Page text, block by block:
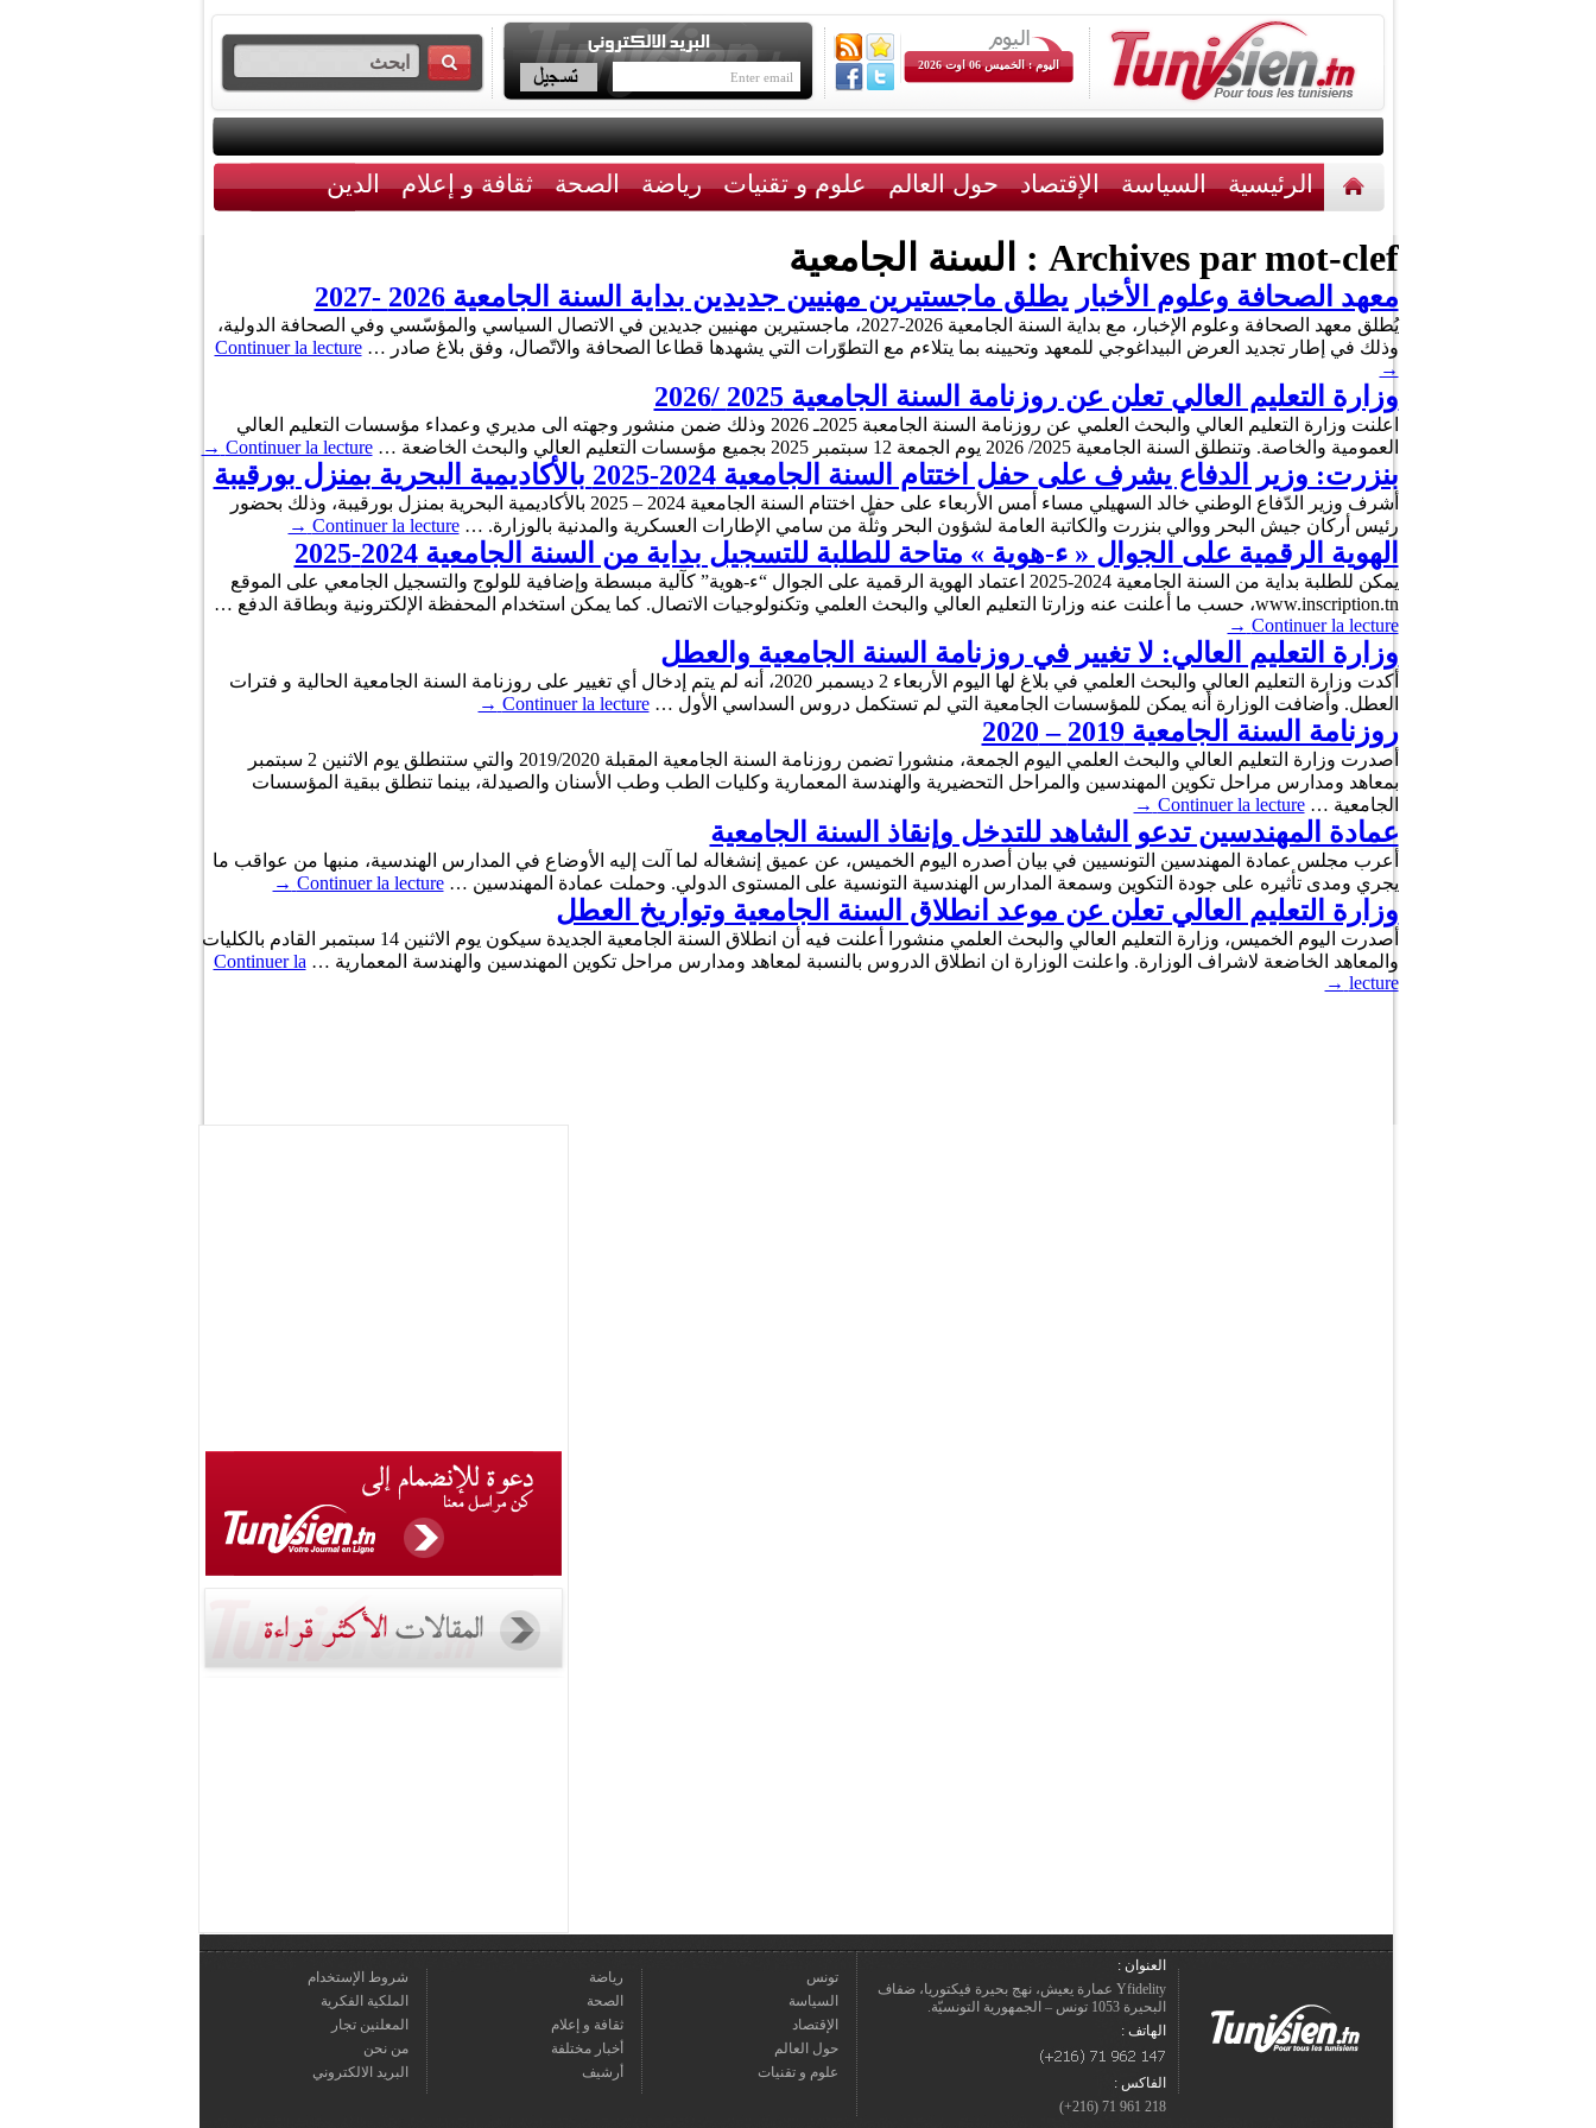
اليوم : الخميس 06 اوت 2026
الرئيسية السياسة الإقتصاد حول العالم علوم و تقنيات رياضة الصحة ثقافة و إعلام الدين
أخبار مختلفة
Archives par mot-clef : السنة الجامعية
معهد الصحافة وعلوم الأخبار يطلق ماجستيرين مهنيين جديدين بداية السنة الجامعية 2026 -2027
يُطلق معهد الصحافة وعلوم الإخبار، مع بداية السنة الجامعية 2026-2027، ماجستيرين مهنيين جديدين في الاتصال السياسي والمؤسّسي وفي الصحافة الدولية،
وذلك في إطار تجديد العرض البيداغوجي للمعهد وتحيينه بما يتلاءم مع التطوّرات التي يشهدها قطاعا الصحافة والاتّصال، وفق بلاغ صادر …Continuer la lecture
→
وزارة التعليم العالي تعلن عن روزنامة السنة الجامعية 2025 /2026
اعلنت وزارة التعليم العالي والبحث العلمي عن روزنامة السنة الجامعبة 2025ـ 2026 وذلك ضمن منشور وجهته الى مديري وعمداء مؤسسات التعليم العالي
العمومية والخاصة. وتنطلق السنة الجامعية 2025/ 2026 يوم الجمعة 12 سبتمبر 2025 بجميع مؤسسات التعليم العالي والبحث الخاضعة …
Continuer la lecture
→
بنزرت: وزير الدفاع يشرف على حفل اختتام السنة الجامعية 2024-2025 بالأكاديمية البحرية بمنزل بورقيبة
أشرف وزير الدّفاع الوطني خالد السهيلي مساء أمس الأربعاء على حفل اختتام السنة الجامعية 2024 – 2025 بالأكاديمية البحرية بمنزل بورقيبة، وذلك بحضور
رئيس أركان جيش البحر ووالي بنزرت والكاتبة العامة لشؤون البحر وثلّة من سامي الإطارات العسكرية والمدنية بالوزارة. …Continuer la lecture
→
الهوية الرقمية على الجوال « ء-هوية » متاحة للطلبة للتسجيل بداية من السنة الجامعية 2024-2025
يمكن للطلبة بداية من السنة الجامعية 2024-2025 اعتماد الهوية الرقمية على الجوال “ء-هوية” كآلية مبسطة وإضافية للولوج والتسجيل الجامعي على الموقع
www.inscription.tn، حسب ما أعلنت عنه وزارتا التعليم العالي والبحث العلمي وتكنولوجيات الاتصال. كما يمكن استخدام المحفظة الإلكترونية وبطاقة الدفع …
Continuer la lecture
→
وزارة التعليم العالي: لا تغيير في روزنامة السنة الجامعية والعطل
أكدت وزارة التعليم العالي والبحث العلمي في بلاغ لها اليوم الأربعاء 2 ديسمبر 2020، أنه لم يتم إدخال أي تغيير على روزنامة السنة الجامعية الحالية و فترات
العطل. وأضافت الوزارة أنه يمكن للمؤسسات الجامعية التي لم تستكمل دروس السداسي الأول …Continuer la lecture
→
روزنامة السنة الجامعية 2019 – 2020
أصدرت وزارة التعليم العالي والبحث العلمي اليوم الجمعة، منشورا تضمن روزنامة السنة الجامعية المقبلة 2019/2020 والتي ستنطلق يوم الاثنين 2 سبتمبر
بمعاهد ومدارس مراحل تكوين المهندسين والمراحل التحضيرية والهندسة المعمارية وكليات الطب وطب الأسنان والصيدلة، بينما تنطلق ببقية المؤسسات
الجامعية …Continuer la lecture
→
عمادة المهندسين تدعو الشاهد للتدخل وإنقاذ السنة الجامعية
أعرب مجلس عمادة المهندسين التونسيين في بيان أصدره اليوم الخميس، عن عميق إنشغاله لما آلت إليه الأوضاع في المدارس الهندسية، منبها من عواقب ما
يجري ومدى تأثيره على جودة التكوين وسمعة المدارس الهندسية التونسية على المستوى الدولي. وحملت عمادة المهندسين …Continuer la lecture
→
وزارة التعليم العالي تعلن عن موعد انطلاق السنة الجامعية وتواريخ العطل
أصدرت اليوم الخميس، وزارة التعليم العالي والبحث العلمي منشورا أعلنت فيه أن انطلاق السنة الجامعية الجديدة سيكون يوم الاثنين 14 سبتمبر القادم بالكليات
والمعاهد الخاضعة لاشراف الوزارة. واعلنت الوزارة ان انطلاق الدروس بالنسبة لمعاهد ومدارس مراحل تكوين المهندسين والهندسة المعمارية … Continuer la
lecture
→
العنوان :
Yfidelity عمارة يعيش، نهج بحيرة فيكتوريا، ضفاف
البحيرة 1053 تونس – الجمهورية التونسيّة.
الهاتف :
الفاكس :
218 961 71 (216+)
تونس
السياسة
الإقتصاد
حول العالم
علوم و تقنيات
رياضة
الصحة
ثقافة و إعلام
أخبار مختلفة
أرشيف
شروط الإستخدام
الملكية الفكرية
المعلنين تجار
من نحن
البريد الالكتروني